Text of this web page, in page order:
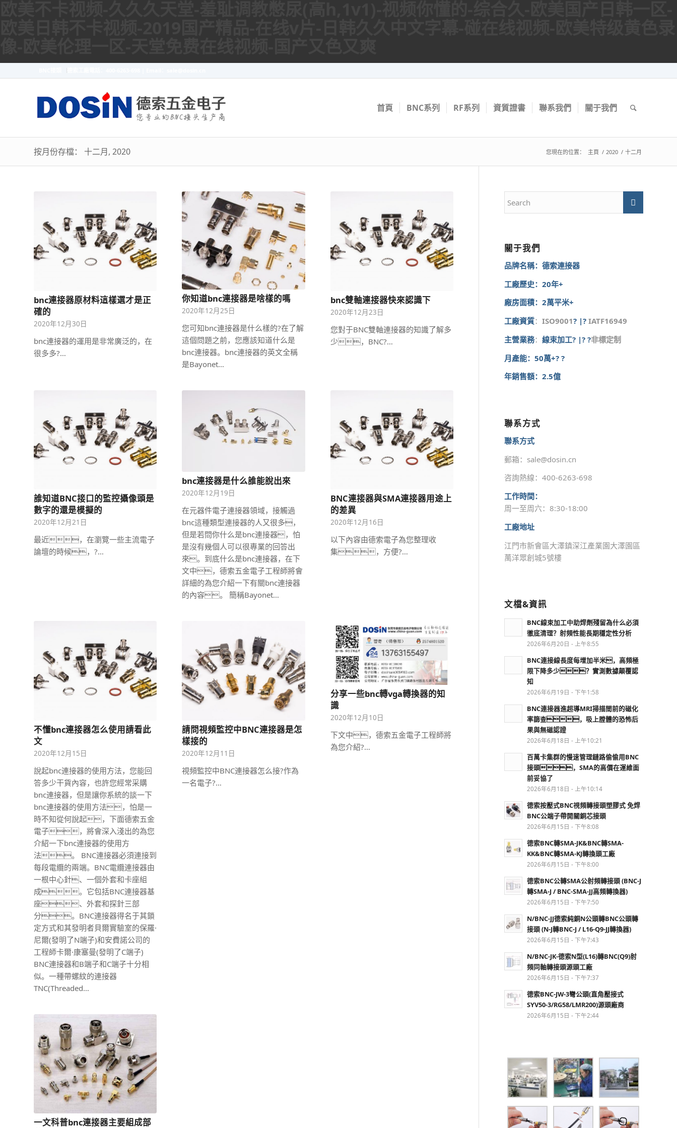
首頁 BNC系列 RF系列 資質證書 聯系我們 關于我們
按月份存檔： 十二月, 2020 您現在的位置： 主頁 / 2020 / 十二月
bnc連接器原材料這樣選才是正
確的
2020年12月30日
bnc連接器的運用是非常廣泛的，在
很多多?…
你知道bnc連接器是啥樣的嗎
2020年12月25日
您可知bnc連接器是什么樣的?在了解
這個問題之前，您應該知道什么是
bnc連接器。bnc連接器的英文全稱
是Bayonet…
bnc雙軸連接器快來認識下
2020年12月23日
您對于BNC雙軸連接器的知識了解多
少，BNC?…
誰知道BNC接口的監控攝像頭是
數字的還是模擬的
2020年12月21日
最近，在瀏覽一些主流電子
論壇的時候，?…
bnc連接器是什么誰能說出來
2020年12月19日
在元器件電子連接器領域，接觸過
bnc這種類型連接器的人又很多，
但是若問你什么是bnc連接器，怕
是沒有幾個人可以很專業的回答出
來。到底什么是bnc連接器，在下
文中，德索五金電子工程師將會
詳細的為您介紹一下有關bnc連接器
的內容。 簡稱Bayonet…
BNC連接器與SMA連接器用途上
的差異
2020年12月16日
以下內容由德索電子為您整理收
集，方便?…
不懂bnc連接器怎么使用請看此
文
2020年12月15日
說起bnc連接器的使用方法，您能回
答多少干貨內容，也許您經常采購
bnc連接器，但是讓你系統的談一下
bnc連接器的使用方法，怕是一
時不知從何說起，下面德索五金
電子，將會深入淺出的為您
介紹一下bnc連接器的使用方
法。 BNC連接器必須連接到
每段電纜的兩端。BNC電纜連接器由
一根中心針、一個外套和卡座組
成。它包括BNC連接器基
座、外套和探針三部
分。BNC連接器得名于其鎖
定方式和其發明者貝爾實驗室的保羅·
尼爾(發明了N端子)和安費諾公司的
工程師卡爾·康塞曼(發明了C端子)
BNC連接器和B端子和C端子十分相
似。一種帶螺紋的連接器
TNC(Threaded…
請問視頻監控中BNC連接器是怎
樣接的
2020年12月11日
視頻監控中BNC連接器怎么接?作為
一名電子?…
分享一些bnc轉vga轉換器的知
識
2020年12月10日
下文中，德索五金電子工程師將
為您介紹?…
一文科普bnc連接器主要組成部
關于我們
品牌名稱：德索連接器
工廠歷史：20年+
廠房面積：2萬平米+
工廠資質：ISO9001? |?IATF16949
主營業務：線束加工? |? ?非標定制
月產能：50萬+? ?
年銷售額：2.5億
聯系方式
聯系方式
郵箱：sale@dosin.cn
咨詢熱線：400-6263-698
工作時間：
周一至周六：8:30-18:00
工廠地址
江門市新會區大澤鎮深江產業園大澤園區
萬洋眾創城5號樓
文檔&資訊
BNC線束加工中助焊劑殘留為什么必須
徹底清理？射頻性能長期穩定性分析
2026年6月20日 - 上午8:55
BNC連接線長度每增加半米，高頻極
限下降多少？實測數據顛覆認
知
2026年6月19日 - 下午1:58
BNC連接器進超導MRI掃描間前的磁化
率篩查，吸上膛體的恐怖后
果與無磁認證
2026年6月18日 - 上午10:21
百萬卡集群的慢速管理鏈路偷偷用BNC
接頭，SMA的高價在運維面
前妥協了
2026年6月18日 - 上午10:14
德索按壓式BNC視頻轉接頭塑膠式 免焊
BNC公端子帶開關銅芯接頭
2026年6月15日 - 下午8:08
德索BNC轉SMA-JK&BNC轉SMA-
KK&BNC轉SMA-KJ轉換頭工廠
2026年6月15日 - 下午8:00
德索BNC公轉SMA公射頻轉接頭 (BNC-J
轉SMA-J / BNC-SMA-JJ高頻轉換器)
2026年6月15日 - 下午7:50
N/BNC-JJ德索純銅N公頭轉BNC公頭轉
接頭 (N-J轉BNC-J / L16-Q9-JJ轉換器)
2026年6月15日 - 下午7:43
N/BNC-JK-德索N型(L16)轉BNC(Q9)射
頻同軸轉接頭源頭工廠
2026年6月15日 - 下午7:37
德索BNC-JW-3彎公頭(直角壓接式
SYV50-3/RG58/LMR200)源頭廠商
2026年6月15日 - 下午2:44